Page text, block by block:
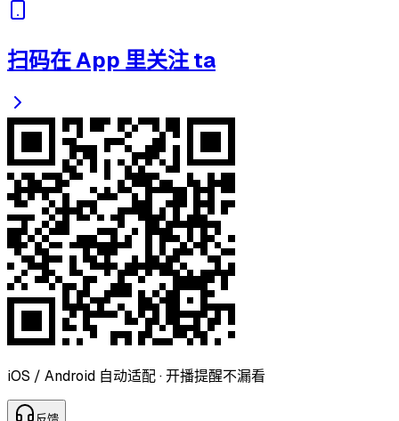
扫码在 App 里关注 ta
iOS / Android 自动适配 · 开播提醒不漏看